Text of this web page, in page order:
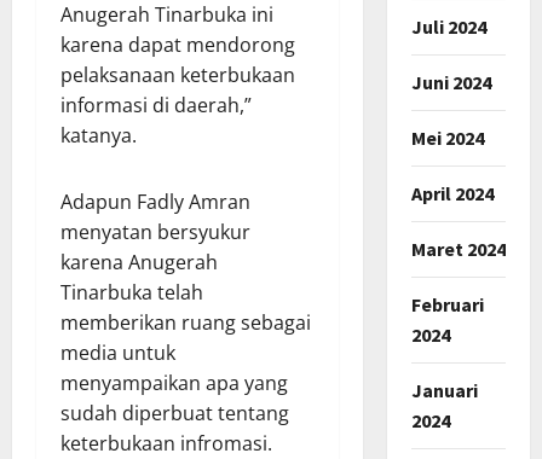
Anugerah Tinarbuka ini
karena dapat mendorong
pelaksanaan keterbukaan
informasi di daerah,”
katanya.
Adapun Fadly Amran
menyatan bersyukur
karena Anugerah
Tinarbuka telah
memberikan ruang sebagai
media untuk
menyampaikan apa yang
sudah diperbuat tentang
keterbukaan infromasi.
Juli 2024
Juni 2024
Mei 2024
April 2024
Maret 2024
Februari
2024
Januari
2024